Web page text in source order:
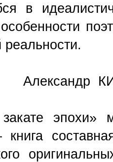
в
Александр
эпохи»